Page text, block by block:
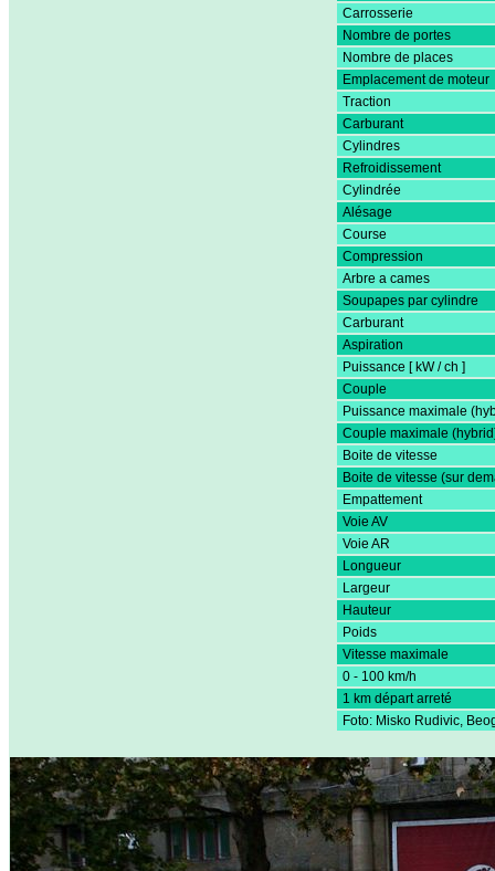
Carrosserie
Nombre de portes
Nombre de places
Emplacement de moteur
Traction
Carburant
Cylindres
Refroidissement
Cylindrée
Alésage
Course
Compression
Arbre a cames
Soupapes par cylindre
Carburant
Aspiration
Puissance [ kW / ch ]
Couple
Puissance maximale
Couple maximale
Boite de vitesse
Boite de vitesse (sur
Empattement
Voie AV
Voie AR
Longueur
Largeur
Hauteur
Poids
Vitesse maximale
0 - 100 km/h
1 km départ arreté
Foto: Misko Rudivic,